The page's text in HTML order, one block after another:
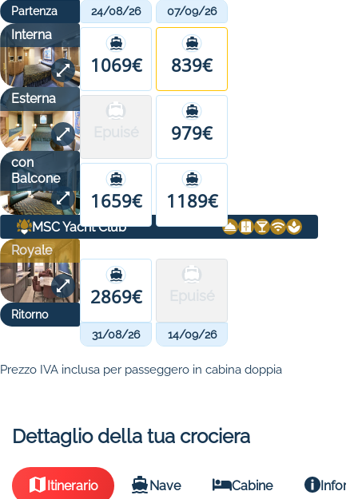
Partenza
Interna
Esterna
con
Balcone
MSC Yacht Club
Royale
Ritorno
24/08/26 07/09/26
1069€ 839€
979€
1659€ 1189€
2869€
31/08/26 14/09/26
Prezzo IVA inclusa per passeggero in cabina doppia
Dettaglio della tua crociera
Itinerario Nave Cabine